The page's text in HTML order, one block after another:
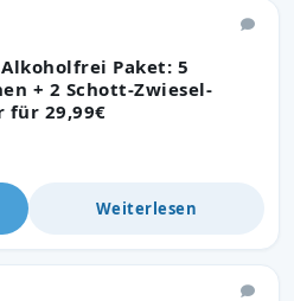
Paket: 5
+ 2 Schott-Zwiesel-
für 29,99€
Weiterlesen